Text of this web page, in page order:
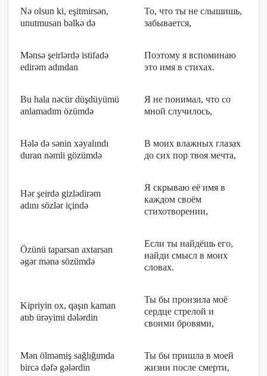
Nə olsun ki, eşitmirsən,
unutmusan bəlkə də
То, что ты не слышишь,
забывается,
Mənsə şeirlərdə istifadə
edirəm adından
Поэтому я вспоминаю
это имя в стихах.
Bu hala nəcür düşdüyümü
anlamadım özümdə
Я не понимал, что со
мной случилось,
Hələ də sənin xəyalındı
duran nəmli gözümdə
В моих влажных глазах
до сих пор твоя мечта,
Hər şeirdə gizlədirəm
adını sözlər içində
Я скрываю её имя в
каждом своём
стихотворении,
Özünü taparsan axtarsan
əgər məna sözümdə
Если ты найдёшь его,
найди смысл в моих
словах.
Kipriyin ox, qaşın kaman
atıb ürəyimi dələrdin
Ты бы пронзила моё
сердце стрелой и
своими бровями,
Mən ölməmiş sağlığımda
bircə dəfə gələrdin
Ты бы пришла в моей
жизни после смерти,